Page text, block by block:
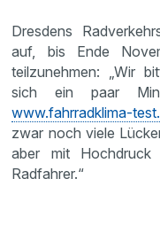
Dresdens
auf, bis Ende
teilzunehmen: „Wir
sich ein paar
www.fahrradklima-
zwar noch viele
aber mit
Radfahrer.“